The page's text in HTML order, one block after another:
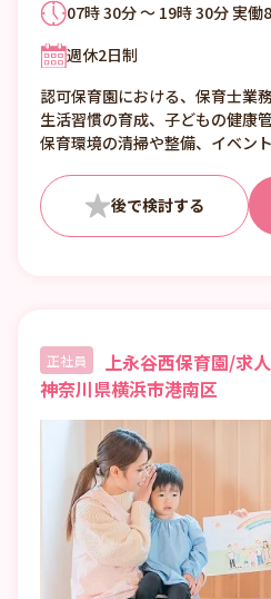
07時 30分 ～ 19時 30分 実働
週休2日制
認可保育園における、保育士業
生活習慣の育成、子どもの健康
保育環境の清掃や整備、イベン
正社員
上永谷西保育園/求
神奈川県横浜市港南区